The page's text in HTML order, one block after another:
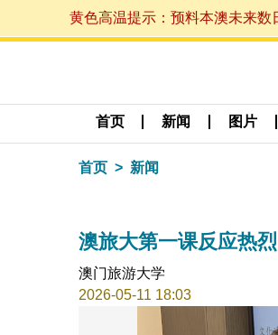
黄色高温提示：预料本澳未来
首页 新闻 图片
首页 新闻
澳旅大第一课反应热
澳门旅游大学
2026-05-11 18:03